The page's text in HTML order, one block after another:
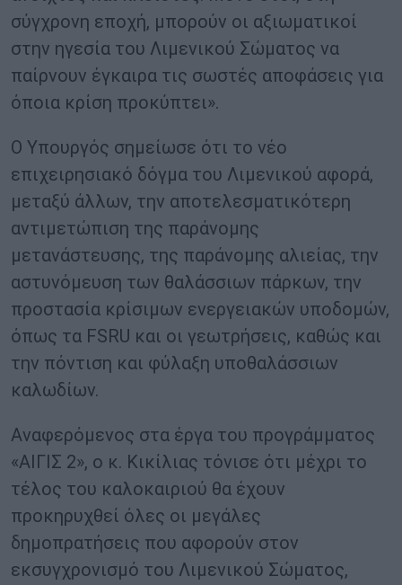
σύγχρονη εποχή, μπορούν οι αξιωματικοί
στην ηγεσία του Λιμενικού Σώματος να
παίρνουν έγκαιρα τις σωστές αποφάσεις για
όποια κρίση προκύπτει».
Ο Υπουργός σημείωσε ότι το νέο
επιχειρησιακό δόγμα του Λιμενικού αφορά,
μεταξύ άλλων, την αποτελεσματικότερη
αντιμετώπιση της παράνομης
μετανάστευσης, της παράνομης αλιείας, την
αστυνόμευση των θαλάσσιων πάρκων, την
προστασία κρίσιμων ενεργειακών υποδομών,
όπως τα FSRU και οι γεωτρήσεις, καθώς και
την πόντιση και φύλαξη υποθαλάσσιων
καλωδίων.
Αναφερόμενος στα έργα του προγράμματος
«ΑΙΓΙΣ 2», ο κ. Κικίλιας τόνισε ότι μέχρι το
τέλος του καλοκαιριού θα έχουν
προκηρυχθεί όλες οι μεγάλες
δημοπρατήσεις που αφορούν στον
εκσυγχρονισμό του Λιμενικού Σώματος,